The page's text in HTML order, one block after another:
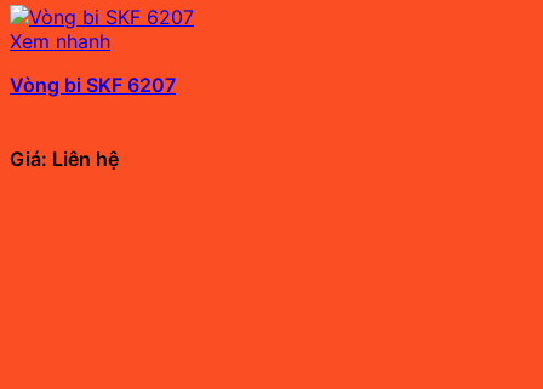
Xem nhanh
Vòng bi SKF 6207
Giá: Liên hệ